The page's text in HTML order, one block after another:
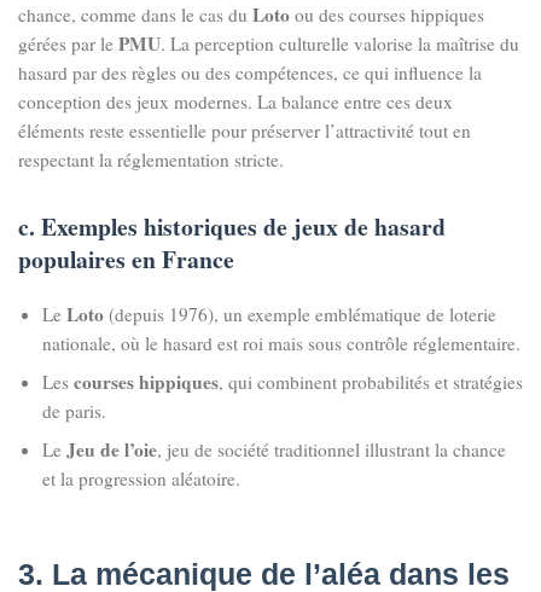
chance, comme dans le cas du Loto ou des courses hippiques
gérées par le PMU. La perception culturelle valorise la maîtrise du
hasard par des règles ou des compétences, ce qui influence la
conception des jeux modernes. La balance entre ces deux
éléments reste essentielle pour préserver l’attractivité tout en
respectant la réglementation stricte.
c. Exemples historiques de jeux de hasard
populaires en France
Le Loto (depuis 1976), un exemple emblématique de loterie
nationale, où le hasard est roi mais sous contrôle réglementaire.
Les courses hippiques, qui combinent probabilités et stratégies
de paris.
Le Jeu de l’oie, jeu de société traditionnel illustrant la chance
et la progression aléatoire.
3. La mécanique de l’aléa dans les